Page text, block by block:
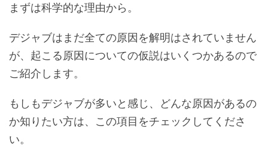
まずは科学的な理由から。
デジャブはまだ全ての原因を解明はされていません
が、起こる原因についての仮説はいくつかあるので
ご紹介します。
もしもデジャブが多いと感じ、どんな原因があるの
か知りたい方は、この項目をチェックしてくださ
い。